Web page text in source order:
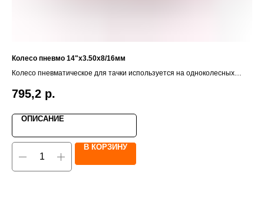
Колесо пневмо 14"х3.50х8/16мм
Колесо пневматическое для тачки используется на одноколесных
795,2 р.
ОПИСАНИЕ
В КОРЗИНУ